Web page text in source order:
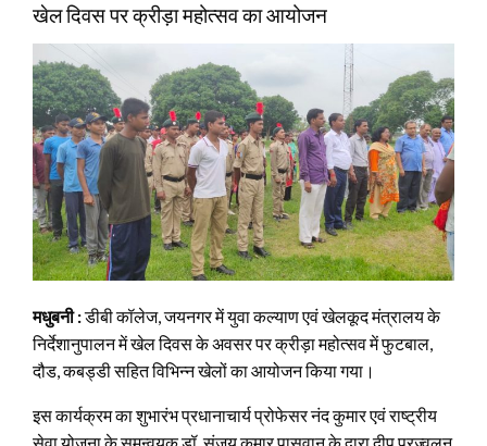
खेल दिवस पर क्रीड़ा महोत्सव का आयोजन
मधुबनी :डीबी कॉलेज, जयनगर में युवा कल्याण एवं खेलकूद मंत्रालय के
निर्देशानुपालन में खेल दिवस के अवसर पर क्रीड़ा महोत्सव में फुटबाल,
दौड, कबड्डी सहित विभिन्न खेलों का आयोजन किया गया।
इस कार्यक्रम का शुभारंभ प्रधानाचार्य प्रोफेसर नंद कुमार एवं राष्ट्रीय